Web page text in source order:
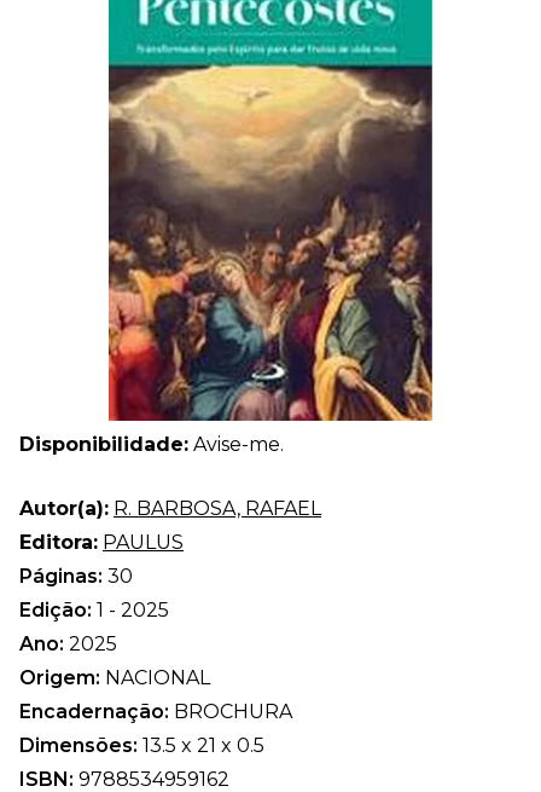
Disponibilidade: Avise-me.
Autor(a): R. BARBOSA, RAFAEL
Editora: PAULUS
Páginas: 30
Edição: 1 - 2025
Ano: 2025
Origem: NACIONAL
Encadernação: BROCHURA
Dimensões: 13.5 x 21 x 0.5
ISBN: 9788534959162